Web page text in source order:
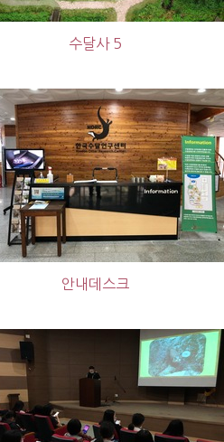
수달사 5
안내데스크